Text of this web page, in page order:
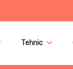
Tehnic